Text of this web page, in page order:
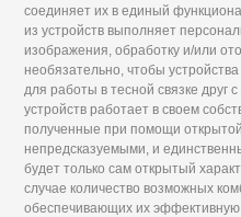
соединяет их в единый
из устройств выполняет
изображения, обработку и/или
необязательно, чтобы
для работы в тесной связке друг
устройств работает в своем
полученные при помощи
непредсказуемыми, и
будет только сам открытый
случае количество возможных
обеспечивающих их